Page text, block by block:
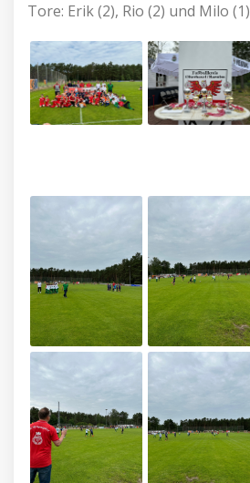
Tore: Erik (2), Rio (2) und Milo (1)